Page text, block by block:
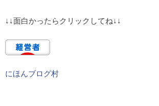
↓↓面白かったらクリックしてね↓↓
にほんブログ村